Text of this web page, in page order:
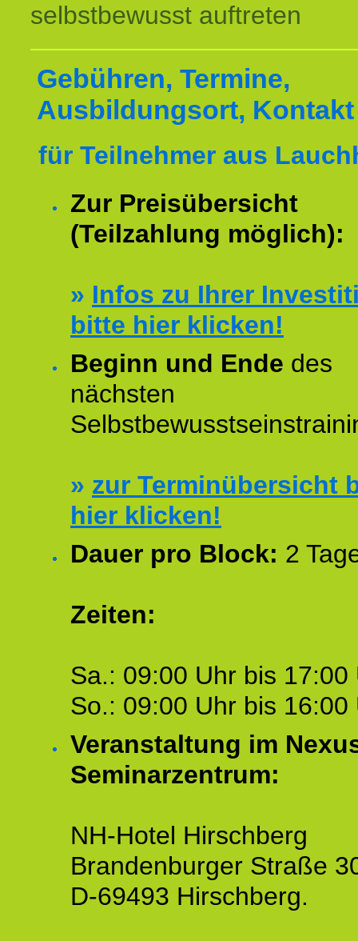
selbstbewusst auftreten
Gebühren, Termine,
Ausbildungsort, Kontakt
für Teilnehmer aus
Zur Preisübersicht
(Teilzahlung möglich):
» Infos zu Ihrer
bitte hier klicken!
Beginn und Ende des
nächsten
» zur Terminübersicht
hier klicken!
Dauer pro Block: 2
Zeiten:
Sa.: 09:00 Uhr bis 17:00
So.: 09:00 Uhr bis 16:00
Veranstaltung im
Seminarzentrum:
NH-Hotel Hirschberg
Brandenburger Straße
D-69493 Hirschberg.